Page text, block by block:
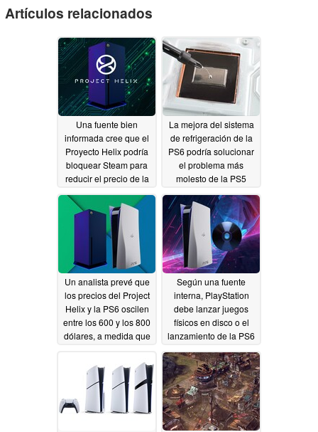
Artículos relacionados
Una fuente bien
informada cree que el
Proyecto Helix podría
bloquear Steam para
reducir el precio de la
07/29/2026
La mejora del sistema
de refrigeración de la
PS6 podría solucionar
el problema más
molesto de la PS5
07/15/2026
Un analista prevé que
los precios del Project
Helix y la PS6 oscilen
entre los 600 y los 800
dólares, a medida que
memoria RAM se
reduzcan antes de su
lanzamiento07/14/2026
Según una fuente
interna, PlayStation
debe lanzar juegos
físicos en disco o el
lanzamiento de la PS6
07/09/2026